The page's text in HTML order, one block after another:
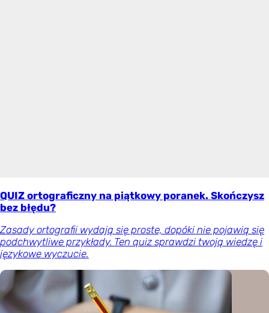
QUIZ ortograficzny na piątkowy poranek. Skończysz
bez błędu?
Zasady ortografii wydają się proste, dopóki nie pojawią się
podchwytliwe przykłady. Ten quiz sprawdzi twoją wiedzę i
językowe wyczucie.